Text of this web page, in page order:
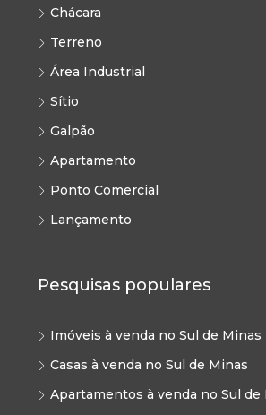
Chácara
Terreno
Área Industrial
Sítio
Galpão
Apartamento
Ponto Comercial
Lançamento
Pesquisas populares
Imóveis à venda no Sul de Minas
Casas à venda no Sul de Minas
Apartamentos à venda no Sul de